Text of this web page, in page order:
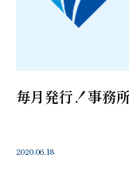
毎月発行！事務
2020.06.18